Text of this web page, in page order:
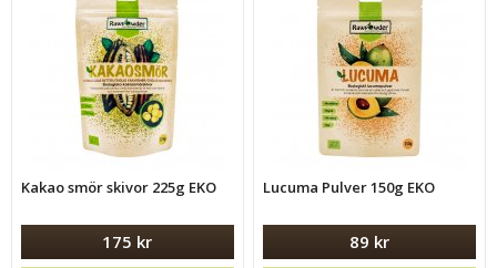
Kakao smör skivor 225g EKO
175 kr
Lucuma Pulver 150g EKO
89 kr